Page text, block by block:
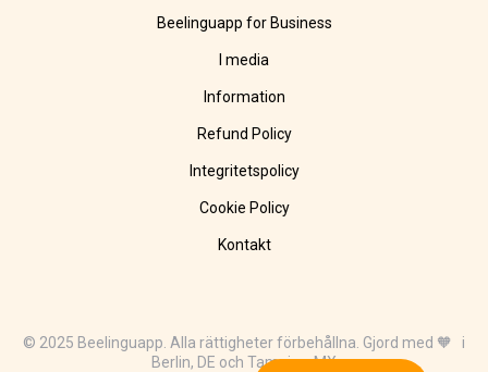
Beelinguapp for Business
I media
Information
Refund Policy
Integritetspolicy
Cookie Policy
Kontakt
© 2025 Beelinguapp. Alla rättigheter förbehållna. Gjord med 🧡 i
Berlin, DE och Tampico, MX